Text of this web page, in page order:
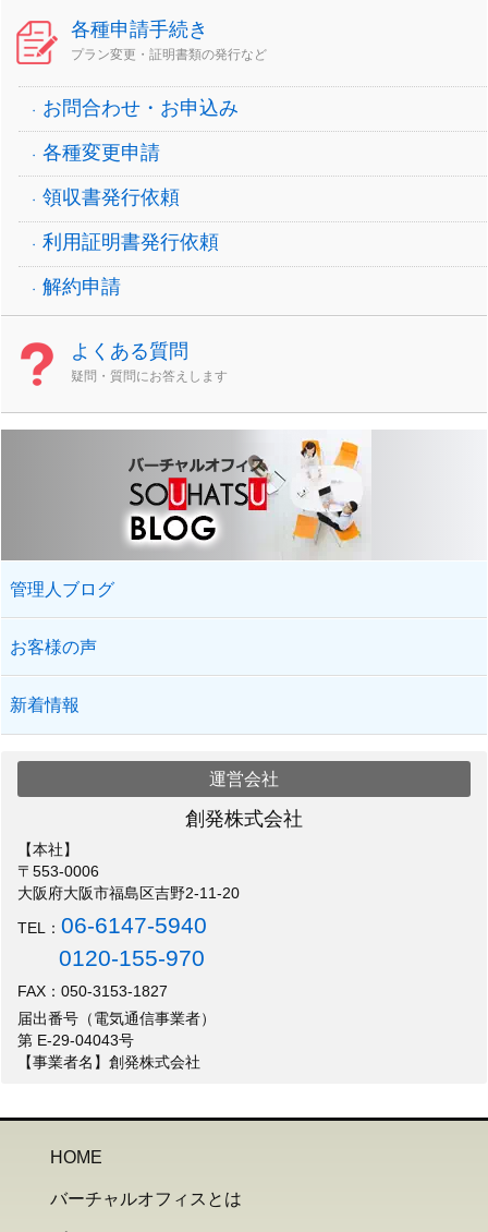
各種申請手続き
プラン変更・証明書類の発行など
お問合わせ・お申込み
各種変更申請
領収書発行依頼
利用証明書発行依頼
解約申請
よくある質問
疑問・質問にお答えします
管理人ブログ
お客様の声
新着情報
運営会社
創発株式会社
【本社】
〒553-0006
大阪府大阪市福島区吉野2-11-20
TEL：06-6147-5940
0120-155-970
FAX：050-3153-1827
届出番号（電気通信事業者）
第 E-29-04043号
【事業者名】創発株式会社
HOME
バーチャルオフィスとは